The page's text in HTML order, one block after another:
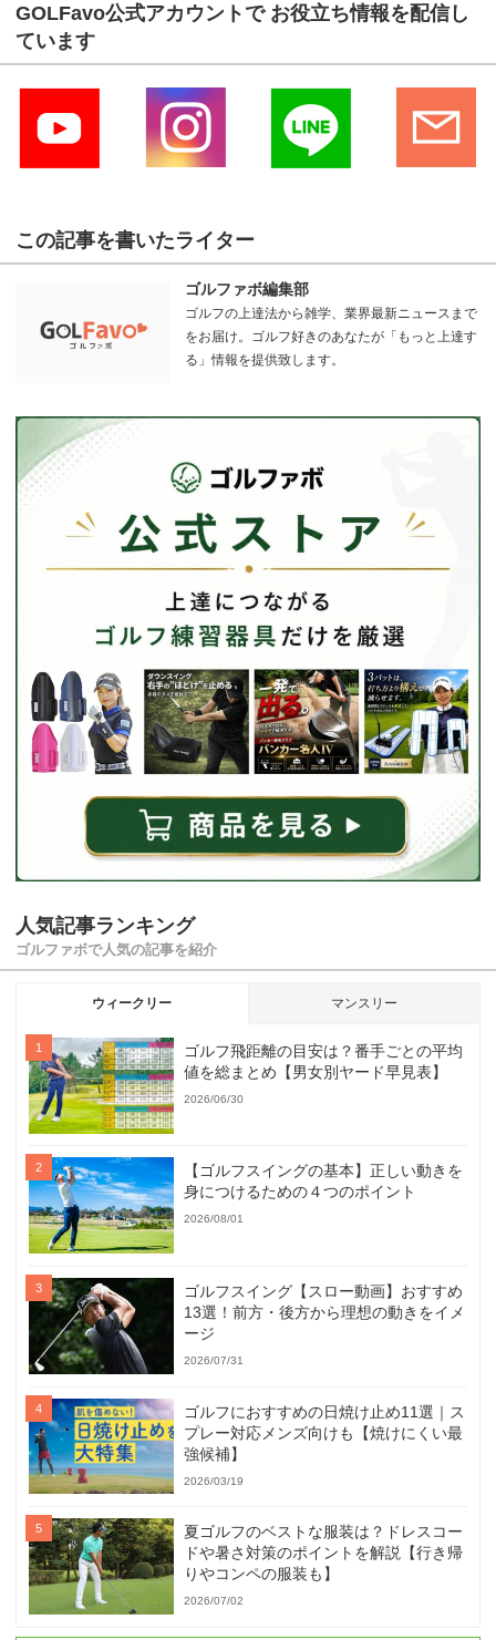
GOLFavo公式アカウントで お役立ち情報を配信し
ています
この記事を書いたライター
ゴルファボ編集部
ゴルフの上達法から雑学、業界最新ニュースまで
をお届け。ゴルフ好きのあなたが「もっと上達す
る」情報を提供致します。
人気記事ランキング
ゴルファボで人気の記事を紹介
ウィークリー マンスリー
ゴルフ飛距離の目安は？番手ごとの平均
値を総まとめ【男女別ヤード早見表】
2026/06/30
【ゴルフスイングの基本】正しい動きを
身につけるための４つのポイント
2026/08/01
ゴルフスイング【スロー動画】おすすめ
13選！前方・後方から理想の動きをイメ
ージ
2026/07/31
ゴルフにおすすめの日焼け止め11選｜ス
プレー対応メンズ向けも【焼けにくい最
強候補】
2026/03/19
夏ゴルフのベストな服装は？ドレスコー
ドや暑さ対策のポイントを解説【行き帰
りやコンペの服装も】
2026/07/02